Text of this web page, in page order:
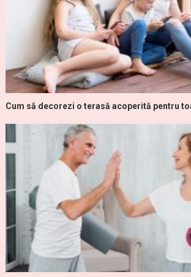
Cum să decorezi o terasă acoperită pentru